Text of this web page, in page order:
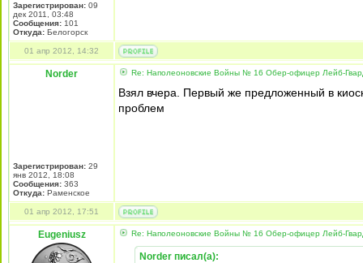
Зарегистрирован: 09
дек 2011, 03:48
Сообщения: 101
Откуда: Белогорск
01 апр 2012, 14:32
Norder
Зарегистрирован: 29
янв 2012, 18:08
Сообщения: 363
Откуда: Раменское
Re: Наполеоновские Войны № 16 Обер-офицер Лейб-
Взял вчера. Первый же предложенный в
проблем
01 апр 2012, 17:51
Eugeniusz Re: Наполеоновские Войны № 16 Обер-офицер Лейб-
Norder писал(а):